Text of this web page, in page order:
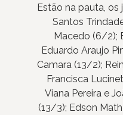
Estão na pauta,
Santos
Macedo (6/2);
Eduardo Araujo
Camara (13/2);
Francisca
Viana Pereira e
(13/3); Edson